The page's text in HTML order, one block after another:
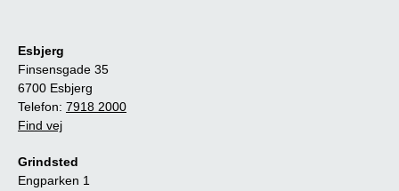
Esbjerg
Finsensgade 35
6700 Esbjerg
Telefon: 7918 2000
Find vej
Grindsted
Engparken 1